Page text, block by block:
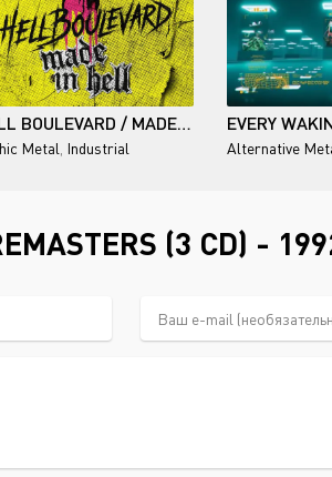
HELL BOULEVARD / MADE IN HELL
Metal Industrial Alternative
(3 CD) -